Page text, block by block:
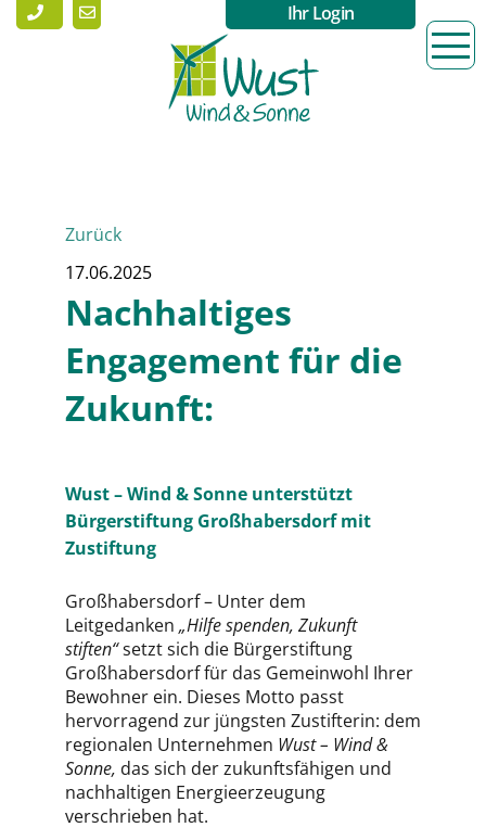
Ihr Login
Zurück
17.06.2025
Nachhaltiges
Engagement für die
Zukunft:
Wust – Wind & Sonne unterstützt
Bürgerstiftung Großhabersdorf mit
Zustiftung
Großhabersdorf – Unter dem
Leitgedanken „Hilfe spenden, Zukunft
stiften“setzt sich die Bürgerstiftung
Großhabersdorf für das Gemeinwohl Ihrer
Bewohner ein. Dieses Motto passt
hervorragend zur jüngsten Zustifterin: dem
regionalen Unternehmen Wust – Wind &
Sonne, das sich der zukunftsfähigen und
nachhaltigen Energieerzeugung
verschrieben hat.